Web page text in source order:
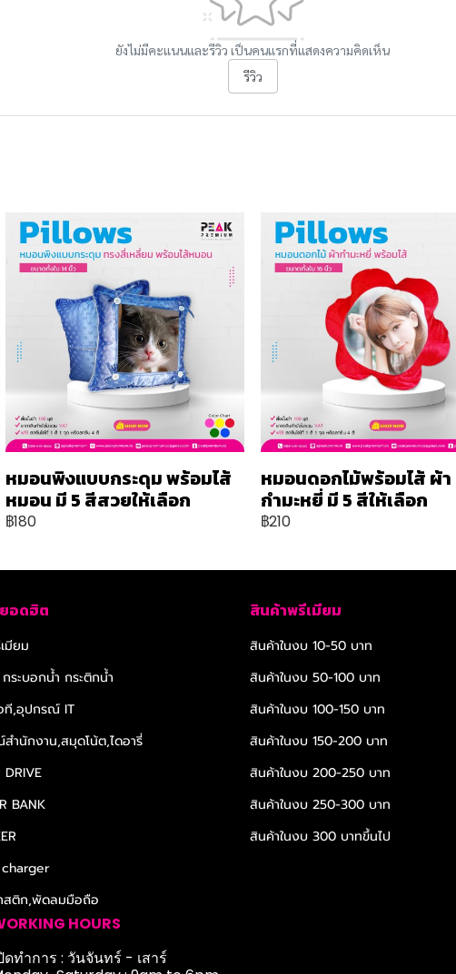
ยังไม่มีคะแนนและรีวิว เป็นคนแรกที่แสดงความคิดเห็น
รีวิว
หมอนพิงแบบกระดุม พร้อมไส้
หมอน มี 5 สีสวยให้เลือก
฿180
หมอนดอกไม้พร้อมไส้ ผ้า
กำมะหยี่ มี 5 สีให้เลือก
฿210
อดฮิต
มียม
ระบอกน้ำ กระติกน้ำ
ที,อุปกรณ์ IT
ำนักงาน,สมุดโน้ต,ไดอารี่
DRIVE
BANK
ติก,พัดลมมือถือ
สินค้าพรีเมียม
สินค้าในงบ 10-50 บาท
สินค้าในงบ 50-100 บาท
สินค้าในงบ 100-150 บาท
สินค้าในงบ 150-200 บาท
สินค้าในงบ 200-250 บาท
สินค้าในงบ 250-300 บาท
สินค้าในงบ 300 บาทขึ้นไป
HOURS
ดทำการ : วันจันทร์ - เสาร์